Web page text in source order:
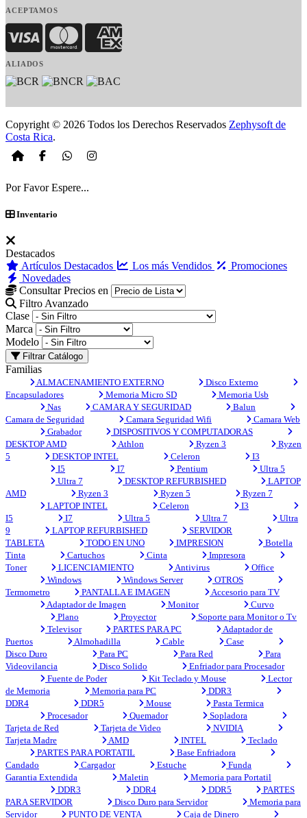
ACEPTAMOS
Visa MasterCardAmerican Express
ALIADOS
Copyright © 2026 Todos los Derechos Reservados Zephysoft de
Costa Rica.
Por Favor Espere...
Inventario
Destacados
Artículos Destacados
Los más Vendidos
Promociones
Novedades
Consultar Precios en
Filtro Avanzado
Clase
Marca
Modelo
Filtrar Catálogo
Familias
ALMACENAMIENTO EXTERNO
Disco Externo
Encapsuladores
Memoria Micro SD
Memoria Usb
Nas
CAMARA Y SEGURIDAD
Balun
Camara de Seguridad
Camara Seguridad Wifi
Camara Web
Grabador
DISPOSITIVOS Y COMPUTADORAS
DESKTOP AMD
Athlon Ryzen 3
Ryzen
5
DESKTOP INTEL Celeron
I3
I5
I7 Pentium
Ultra 5
Ultra 7
DESKTOP REFURBISHED
LAPTOP
AMD
Ryzen 3 Ryzen 5
Ryzen 7
LAPTOP INTEL
Celeron
I3
I5
I7 Ultra 5 Ultra 7
Ultra
9
LAPTOP REFURBISHED
SERVIDOR
TABLETA
TODO EN UNO IMPRESION
Botella
Tinta
Cartuchos Cinta
Impresora
Toner
LICENCIAMIENTO Antivirus
Office
Windows
Windows Server
OTROS
Termometro
PANTALLA E IMAGEN
Accesorio para TV
Adaptador de Imagen
Monitor
Curvo
Plano
Proyector
Soporte para Monitor o Tv
Televisor
PARTES PARA PC
Adaptador de
Puertos
Almohadilla Cable
Case
Disco Duro
Para PC Para Red
Para
Videovilancia
Disco Solido
Enfriador para Procesador
Fuente de Poder
Kit Teclado y Mouse
Lector
de Memoria
Memoria para PC
DDR3
DDR4
DDR5 Mouse
Pasta Termica
Procesador
Quemador
Sopladora
Tarjeta de Red
Tarjeta de Video
NVIDIA
Tarjeta Madre
AMD INTEL
Teclado
PARTES PARA PORTATIL
Base Enfriadora
Candado
Cargador Estuche
Funda
Garantia Extendida
Maletin
Memoria para Portatil
DDR3
DDR4 DDR5
PARTES
PARA SERVIDOR
Disco Duro para Servidor
Memoria para
Servidor
PUNTO DE VENTA Caja de Dinero